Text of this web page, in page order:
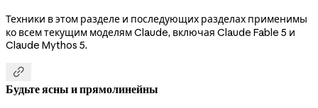
Техники в этом разделе и последующих разделах применимы
ко всем текущим моделям Claude, включая Claude Fable 5 и
Claude Mythos 5.

Будьте ясны и прямолинейны